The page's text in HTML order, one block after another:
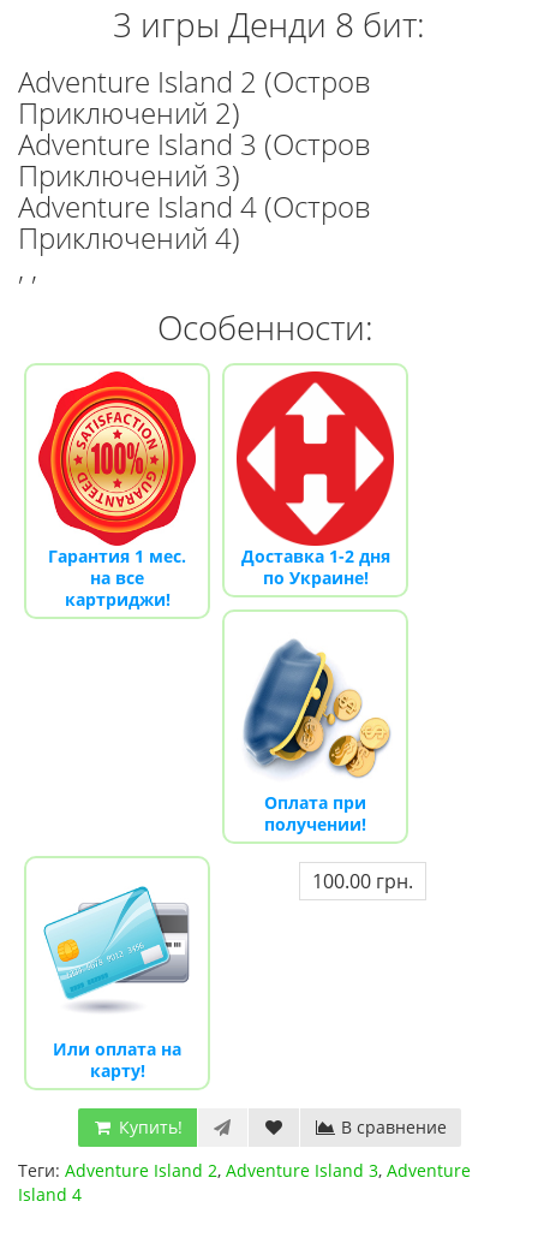
3 игры Денди 8 бит:
Adventure Island 2 (Остров
Приключений 2)
Adventure Island 3 (Остров
Приключений 3)
Adventure Island 4 (Остров
Приключений 4)
, ,
Особенности:
Гарантия 1 мес.
на все
картриджи!
Доставка 1-2 дня
по Украине!
Оплата при
получении!
Или оплата на
карту!
100.00 грн.
Купить!
В сравнение
Теги: Adventure Island 2, Adventure Island 3, Adventure
Island 4